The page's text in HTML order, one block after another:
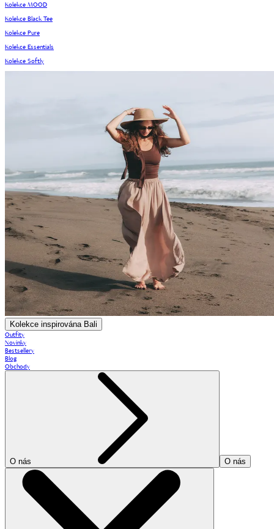
Kolekce MOOD
Kolekce Black Tee
Kolekce Pure
Kolekce Essentials
Kolekce Softly
Kolekce inspirována Bali
Outfity
Novinky
Bestsellery
Blog
Obchody
O nás O nás